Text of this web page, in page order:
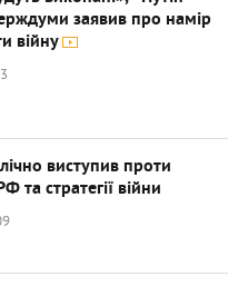
заявив про намір
війну
виступив проти
та стратегії війни